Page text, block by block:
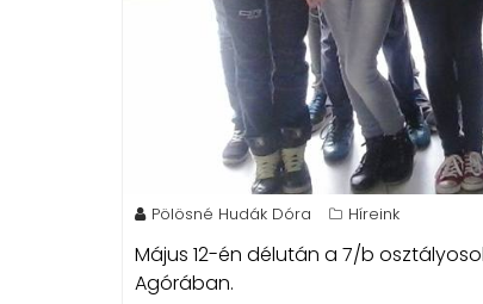
Pölösné Hudák Dóra Híreink
Május 12-én délután a 7/b
Agórában.